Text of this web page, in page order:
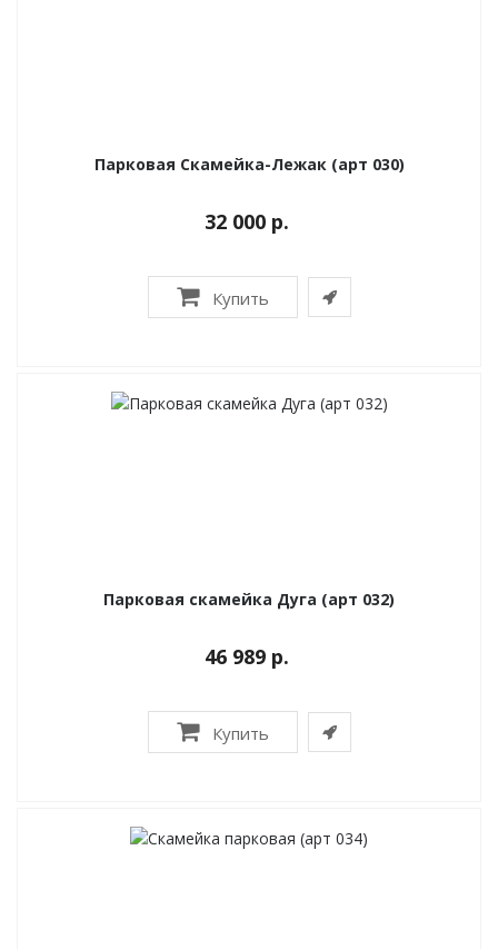
Парковая Скамейка-Лежак (арт 030)
32 000 р.
Купить
Парковая скамейка Дуга (арт 032)
46 989 р.
Купить